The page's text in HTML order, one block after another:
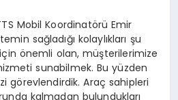
Mobil Koordinatörü Emir
sağladığı kolaylıkları şu
önemli olan, müşterilerimize
sunabilmek. Bu yüzden
görevlendirdik. Araç sahipleri
kalmadan bulundukları